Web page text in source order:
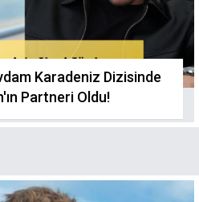
Karadeniz Dizisinde
Partneri Oldu!